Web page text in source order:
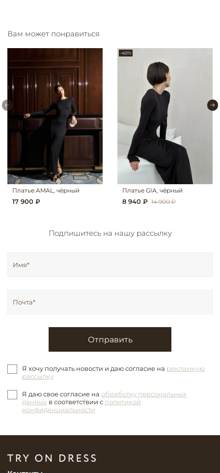
Вам может понравиться
Платье AMAL, чёрный
17 900 ₽
-40%
Платье GIA, чёрный
8 940 ₽ 14 900 ₽
Подпишитесь на нашу рассылку
Отправить
Я хочу получать новости и даю согласие на рекламную
рассылку
Я даю свое согласие на обработку персональных
данных в соответствии с политикой
конфиденциальности